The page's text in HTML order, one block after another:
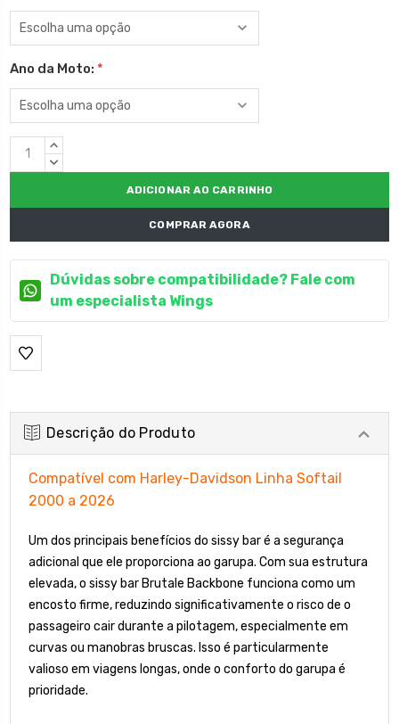
Ano da Moto: *
EstoqueQUANTIDADE
CRESCENTE:
QUANTIDADE
COMPRAR AGORA
Dúvidas sobre compatibilidade? Fale com
um especialista Wings
Descrição do Produto
Compatível com Harley-Davidson Linha Softail
2000 a 2026
Um dos principais benefícios do sissy bar é a segurança
adicional que ele proporciona ao garupa. Com sua estrutura
elevada, o sissy bar Brutale Backbone funciona como um
encosto firme, reduzindo significativamente o risco de o
passageiro cair durante a pilotagem, especialmente em
curvas ou manobras bruscas. Isso é particularmente
valioso em viagens longas, onde o conforto do garupa é
prioridade.